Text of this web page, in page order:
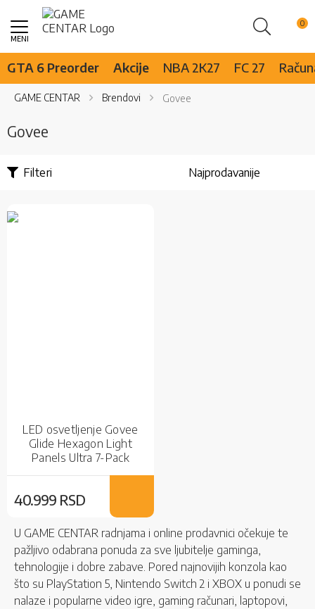
Pretraži
Skip
Content
GTA 6 Preorder Akcije NBA 2K27 FC 27
GAME CENTAR Brendovi Govee
Govee
Filteri
LED osvetljenje Govee
Glide Hexagon Light
Panels Ultra 7-Pack
40.999 RSD
U GAME CENTAR radnjama i online prodavnici očekuje te
pažljivo odabrana ponuda za sve ljubitelje gaminga,
tehnologije i dobre zabave. Pored najnovijih konzola kao
što su PlayStation 5, Nintendo Switch 2 i XBOX u ponudi se
nalaze i popularne video igre, gaming računari, laptopovi,